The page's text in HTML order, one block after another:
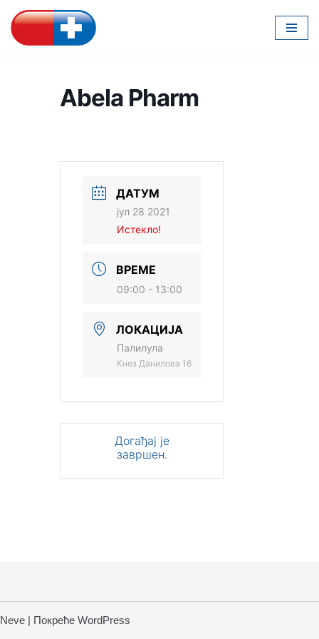
Скочи
Abela Pharm
ДАТУМ
јул 28 2021
Истекло!
ВРЕМЕ
09:00 - 13:00
ЛОКАЦИЈА
Палилула
Кнез Данилова 16
Догађај је
завршен.
Neve | Покреће WordPress